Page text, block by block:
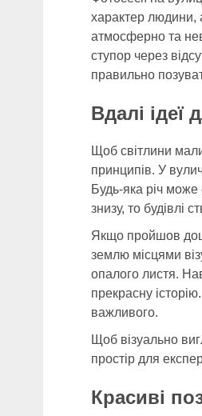
характер людини,
атмосферно та
ступор через
правильно
Вдалі ідеї
Щоб світлини
принципів. У
Будь-яка річ
знизу, то будівлі
Якщо пройшов
землю місцями
опалого листя.
прекрасну
важливого.
Щоб візуально
простір для
Красиві